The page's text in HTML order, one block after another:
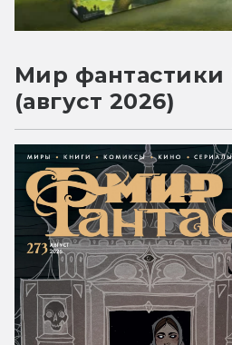
Мир
(август 2026)